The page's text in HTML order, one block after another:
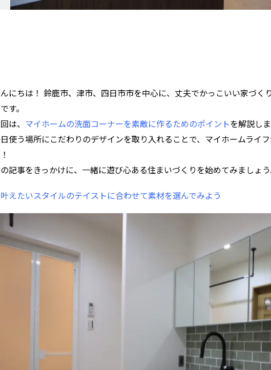
にちは！ 鈴鹿市、津市、四日市市を中心に、丈夫でかっこいい家づく
す。
は、 マイホームの洗面コーナーを素敵に作るためのポイントを解説しま
使う場所にこだわりのデザインを取り入れることで、マイホームライ
記事をきっかけに、一緒に遊び心ある住まいづくりを始めてみましょう
えたいスタイルのテイストに合わせて素材を選んでみよう